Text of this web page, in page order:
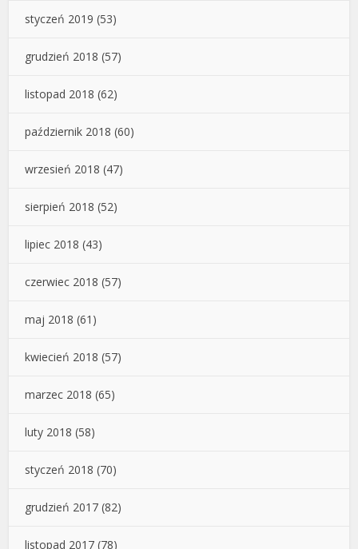
styczeń 2019 (53)
grudzień 2018 (57)
listopad 2018 (62)
październik 2018 (60)
wrzesień 2018 (47)
sierpień 2018 (52)
lipiec 2018 (43)
czerwiec 2018 (57)
maj 2018 (61)
kwiecień 2018 (57)
marzec 2018 (65)
luty 2018 (58)
styczeń 2018 (70)
grudzień 2017 (82)
listopad 2017 (78)